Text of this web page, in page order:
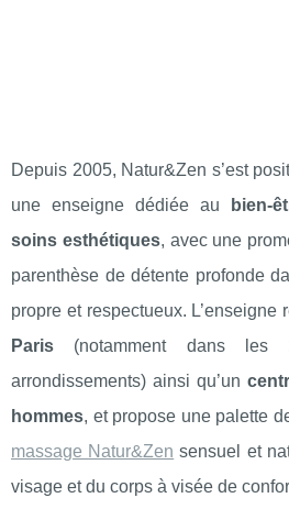
Depuis 2005, Natur&Zen s’est
une enseigne dédiée au
bien-
soins esthétiques, avec une
parenthèse de détente profonde
propre et respectueux. L’enseigne
Paris (notamment dans les
arrondissements) ainsi qu’un
hommes, et propose une palette
massage Natur&Zen sensuel et
visage et du corps à visée de